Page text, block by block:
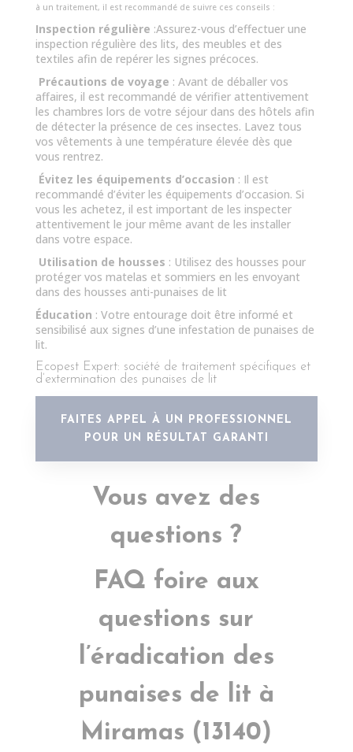
à un traitement, il est recommandé de suivre ces conseils :
Inspection régulière :Assurez-vous d’effectuer une
inspection régulière des lits, des meubles et des
textiles afin de repérer les signes précoces.
Précautions de voyage : Avant de déballer vos
affaires, il est recommandé de vérifier attentivement
les chambres lors de votre séjour dans des hôtels afin
de détecter la présence de ces insectes. Lavez tous
vos vêtements à une température élevée dès que
vous rentrez.
Évitez les équipements d’occasion : Il est
recommandé d’éviter les équipements d’occasion. Si
vous les achetez, il est important de les inspecter
attentivement le jour même avant de les installer
dans votre espace.
Utilisation de housses : Utilisez des housses pour
protéger vos matelas et sommiers en les envoyant
dans des housses anti-punaises de lit
Éducation : Votre entourage doit être informé et
sensibilisé aux signes d’une infestation de punaises de
lit.
Ecopest Expert: société de traitement spécifiques et
d’extermination des punaises de lit
FAITES APPEL À UN PROFESSIONNEL
POUR UN RÉSULTAT GARANTI
Vous avez des
questions ?
FAQ foire aux
questions sur
l’éradication des
punaises de lit à
Miramas (13140)